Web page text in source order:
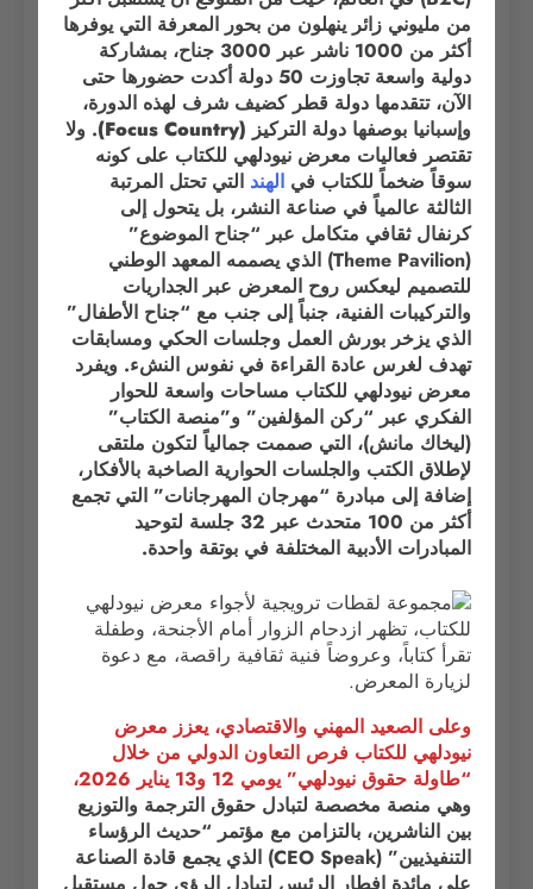
من مليوني زائر ينهلون من بحور المعرفة التي يوفرها
أكثر من 1000 ناشر عبر 3000 جناح، بمشاركة
دولية واسعة تجاوزت 50 دولة أكدت حضورها حتى
الآن،تتقدمها دولة قطر كضيف شرف لهذه الدورة،
وإسبانيا بوصفها دولة التركيز (Focus Country)
. ولا
تقتصر فعاليات معرض نيودلهي للكتاب على كونه
سوقاً ضخماً للكتاب في الهند التي تحتل المرتبة
الثالثة عالمياً في صناعة النشر، بل يتحول إلى
كرنفال ثقافي متكامل عبر “جناح الموضوع”
(Theme Pavilion) الذي يصممه المعهد الوطني
للتصميم ليعكس روح المعرض عبر الجداريات
والتركيبات الفنية، جنباً إلى جنب مع “جناح الأطفال”
الذي يزخر بورش العمل وجلسات الحكي ومسابقات
تهدف لغرس عادة القراءة في نفوس النشء. ويفرد
معرض نيودلهي للكتاب مساحات واسعة للحوار
الفكري عبر “ركن المؤلفين” و”منصة الكتاب”
(ليخاك مانش)، التي صممت جمالياً لتكون ملتقى
لإطلاق الكتب والجلسات الحوارية الصاخبة بالأفكار،
إضافة إلى مبادرة “مهرجان المهرجانات” التي تجمع
أكثر من 100 متحدث عبر 32 جلسة لتوحيد
المبادرات الأدبية المختلفة في بوتقة واحدة.
وعلى الصعيد المهني والاقتصادي، يعزز معرض
نيودلهي للكتاب فرص التعاون الدولي من خلال
“طاولة حقوق نيودلهي” يومي 12 و13 يناير 2026،
وهي منصة مخصصة لتبادل حقوق الترجمة والتوزيع
بين الناشرين، بالتزامن مع مؤتمر “حديث الرؤساء
التنفيذيين” (CEO Speak) الذي يجمع قادة الصناعة